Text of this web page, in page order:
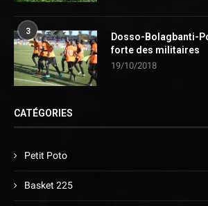
3
Dosso-Bolagbanti-
forte des militaires
19/10/2018
CATÉGORIES
Petit Poto
Basket 225